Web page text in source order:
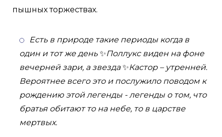
пышных торжествах.
Есть в природе такие периоды когда в
один и тот же день✨Поллукс виден на фоне
вечерней зари, а звезда✨Кастор – утренней.
Вероятнее всего это и послужило поводом к
рождению этой легенды - легенды о том, что
братья обитают то на небе, то в царстве
мертвых.